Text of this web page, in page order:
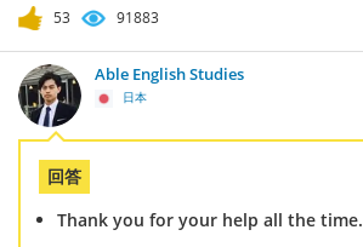
53 91883
Able English Studies
日本
回答
Thank you for your help all the time.